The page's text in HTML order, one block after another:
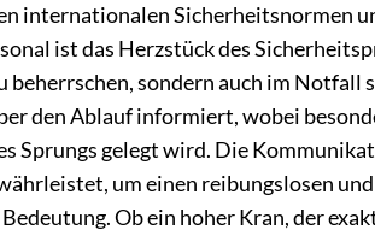
internationalen Sicherheitsnormen
ist das Herzstück des
beherrschen, sondern auch im
den Ablauf informiert, wobei
Sprungs gelegt wird. Die
um einen reibungslosen
Ob ein hoher Kran, der